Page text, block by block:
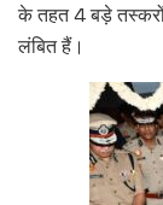
के तहत 4 बड़े तस्करों
लंबित हैं।